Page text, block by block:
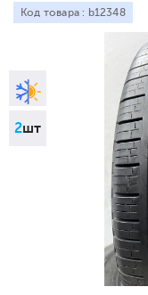
Все
Все
2шт
Код товара : b12348